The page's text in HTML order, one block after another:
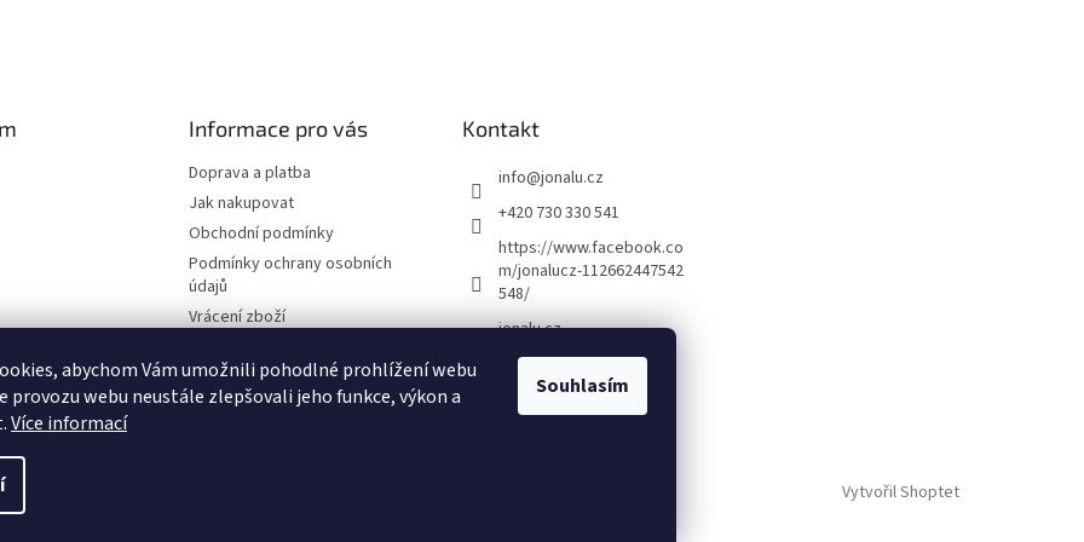
abychom Vám umožnili pohodlné prohlížení webu
provozu webu neustále zlepšovali jeho funkce, výkon a
Více informací
Souhlasím
na Instagramu
Informace pro vás
Doprava a platba
Jak nakupovat
Obchodní podmínky
Podmínky ochrany osobních
údajů
Vrácení zboží
Kontakt
info@jonalu.cz
+420 730 330 541
https://www.facebook.co
m/jonalucz-112662447542
548/
jonalu.cz
Vytvořil Shoptet